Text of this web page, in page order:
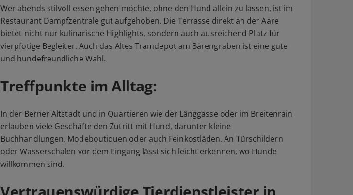
Wer abends stilvoll essen gehen möchte, ohne den Hund allein zu lassen, ist im
Restaurant Dampfzentrale gut aufgehoben. Die Terrasse direkt an der Aare
bietet nicht nur kulinarische Highlights, sondern auch ausreichend Platz für
vierpfotige Begleiter. Auch das Altes Tramdepot am Bärengraben ist eine gute
und hundefreundliche Wahl.
Treffpunkte im Alltag:
In der Berner Altstadt und in Quartieren wie der Länggasse oder im Breitenrain
erlauben viele Geschäfte den Zutritt mit Hund, darunter kleine
Buchhandlungen, Modeboutiquen oder auch Feinkostläden. An Türschildern
oder Wasserschalen vor dem Eingang lässt sich leicht erkennen, wo Hunde
willkommen sind.